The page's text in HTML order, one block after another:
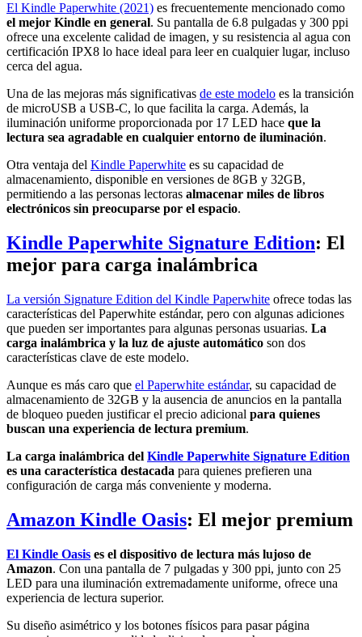
El Kindle Paperwhite (2021) es frecuentemente mencionado como
el mejor Kindle en general. Su pantalla de 6.8 pulgadas y 300 ppi
ofrece una excelente calidad de imagen, y su resistencia al agua con
certificación IPX8 lo hace ideal para leer en cualquier lugar, incluso
cerca del agua.
Una de las mejoras más significativas de este modelo es la transición
de microUSB a USB-C, lo que facilita la carga. Además, la
iluminación uniforme proporcionada por 17 LED hace que la
lectura sea agradable en cualquier entorno de iluminación.
Otra ventaja del Kindle Paperwhite es su capacidad de
almacenamiento, disponible en versiones de 8GB y 32GB,
permitiendo a las personas lectoras almacenar miles de libros
electrónicos sin preocuparse por el espacio.
Kindle Paperwhite Signature Edition: El
mejor para carga inalámbrica
La versión Signature Edition del Kindle Paperwhite ofrece todas las
características del Paperwhite estándar, pero con algunas adiciones
que pueden ser importantes para algunas personas usuarias. La
carga inalámbrica y la luz de ajuste automático son dos
características clave de este modelo.
Aunque es más caro que el Paperwhite estándar, su capacidad de
almacenamiento de 32GB y la ausencia de anuncios en la pantalla
de bloqueo pueden justificar el precio adicional para quienes
buscan una experiencia de lectura premium.
La carga inalámbrica del Kindle Paperwhite Signature Edition
es una característica destacada para quienes prefieren una
configuración de carga más conveniente y moderna.
Amazon Kindle Oasis: El mejor premium
El Kindle Oasis es el dispositivo de lectura más lujoso de
Amazon. Con una pantalla de 7 pulgadas y 300 ppi, junto con 25
LED para una iluminación extremadamente uniforme, ofrece una
experiencia de lectura superior.
Su diseño asimétrico y los botones físicos para pasar página